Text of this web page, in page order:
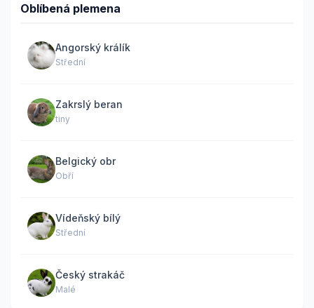
Oblíbená plemena
Angorský králík
Střední
Zakrslý beran
tiny
Belgický obr
Obří
Vídeňský bílý
Střední
Český strakáč
Malé